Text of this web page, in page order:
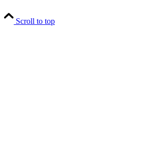
Scroll to top